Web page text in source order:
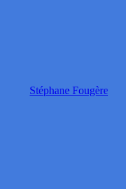
Stéphane Fougère